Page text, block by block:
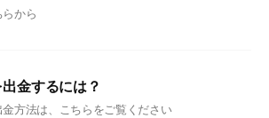
から
金するには？
方法は、こちらをご覧ください